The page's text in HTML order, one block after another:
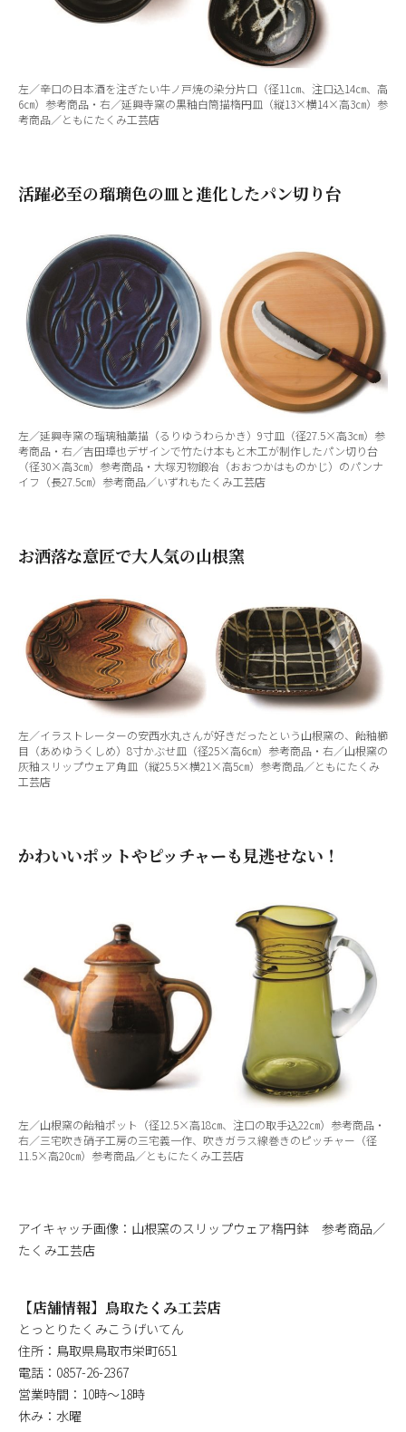
左／辛口の日本酒を注ぎたい牛ノ戸焼の染分片口（径11㎝、注口込14㎝、高
6㎝）参考商品・右／延興寺窯の黒釉白筒描楕円皿（縦13×横14×高3㎝）参
考商品／ともにたくみ工芸店
活躍必至の瑠璃色の皿と進化したパン切り台
左／延興寺窯の瑠璃釉藁描（るりゆうわらかき）9寸皿（径27.5×高3㎝）参
考商品・右／吉田璋也デザインで竹たけ本もと木工が制作したパン切り台
（径30×高3㎝）参考商品・大塚刃物鍛冶（おおつかはものかじ）のパンナ
イフ（長27.5㎝）参考商品／いずれもたくみ工芸店
お洒落な意匠で大人気の山根窯
左／イラストレーターの安西水丸さんが好きだったという山根窯の、飴釉櫛
目（あめゆうくしめ）8寸かぶせ皿（径25×高6㎝）参考商品・右／山根窯の
灰釉スリップウェア角皿（縦25.5×横21×高5㎝）参考商品／ともにたくみ
工芸店
かわいいポットやピッチャーも見逃せない！
左／山根窯の飴釉ポット（径12.5×高18㎝、注口の取手込22㎝）参考商品・
右／三宅吹き硝子工房の三宅義一作、吹きガラス線巻きのピッチャー（径
11.5×高20㎝）参考商品／ともにたくみ工芸店
アイキャッチ画像：山根窯のスリップウェア楕円鉢 参考商品／
たくみ工芸店
【店舗情報】鳥取たくみ工芸店
とっとりたくみこうげいてん
住所：鳥取県鳥取市栄町651
電話：0857-26-2367
営業時間：10時～18時
休み：水曜